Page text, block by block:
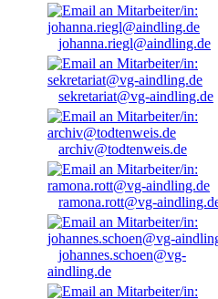
johanna.riegl@aindling.de
sekretariat@vg-aindling.de
archiv@todtenweis.de
ramona.rott@vg-
johannes.schoen@vg-
aindling.de